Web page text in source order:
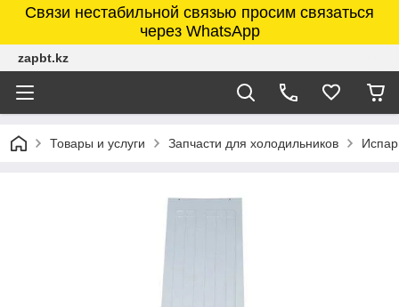
Связи нестабильной связью просим связаться
через WhatsApp
zapbt.kz
Товары и услуги Запчасти для холодильников